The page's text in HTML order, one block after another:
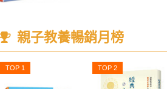
親子教養暢銷月榜
TOP 1 TOP 2